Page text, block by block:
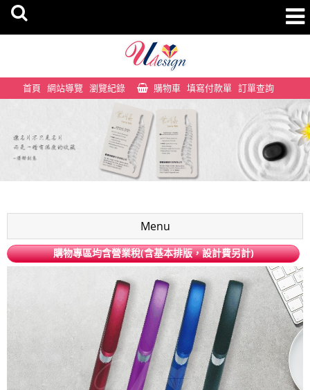
首頁 網站導覽 瀏覽紀錄 購物車 填寫付款單 訂單查詢
Menu
購物專區均含營業稅(含基本排版，設計費另計)